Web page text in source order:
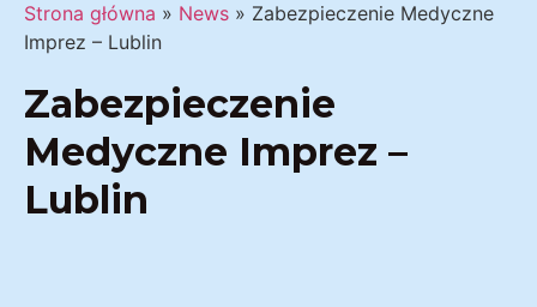
Strona główna » News » Zabezpieczenie Medyczne
Imprez – Lublin
Zabezpieczenie
Medyczne Imprez –
Lublin